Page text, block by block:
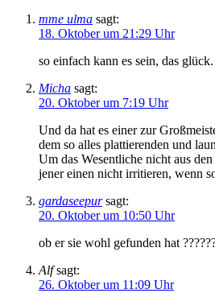
mme ulma sagt:
18. Oktober um 21:29 Uhr
so einfach kann es sein, das glück.
Micha sagt:
20. Oktober um 7:19 Uhr
Und da hat es einer zur
dem so alles plattierenden und
Um das Wesentliche nicht aus
jener einen nicht irritieren, wenn
gardaseepur sagt:
20. Oktober um 10:50 Uhr
ob er sie wohl gefunden hat
Alf sagt:
26. Oktober um 11:09 Uhr